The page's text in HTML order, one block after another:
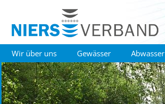
Wir über uns Gewässer Abwasser